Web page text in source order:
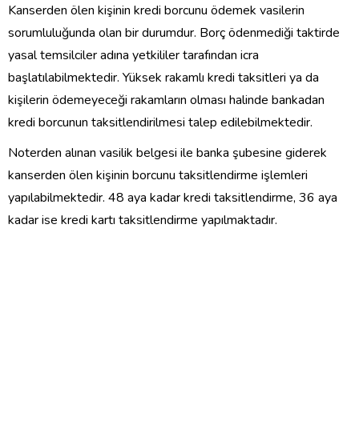
Kanserden ölen kişinin kredi borcunu ödemek vasilerin
sorumluluğunda olan bir durumdur. Borç ödenmediği taktirde
yasal temsilciler adına yetkililer tarafından icra
başlatılabilmektedir. Yüksek rakamlı kredi taksitleri ya da
kişilerin ödemeyeceği rakamların olması halinde bankadan
kredi borcunun taksitlendirilmesi talep edilebilmektedir.
Noterden alınan vasilik belgesi ile banka şubesine giderek
kanserden ölen kişinin borcunu taksitlendirme işlemleri
yapılabilmektedir. 48 aya kadar kredi taksitlendirme, 36 aya
kadar ise kredi kartı taksitlendirme yapılmaktadır.